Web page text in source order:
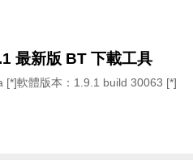
最新版 BT 下載工具
[*]軟體版本：1.9.1 build 30063 [*]